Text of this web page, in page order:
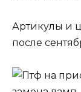
Артикулы и
после